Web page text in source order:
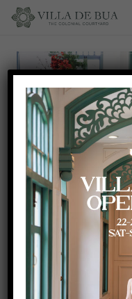
Christmas Wedding Theme